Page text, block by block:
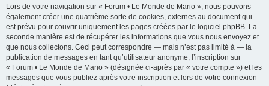
Lors de votre navigation sur « Forum • Le Monde de Mario », nous pouvons
également créer une quatrième sorte de cookies, externes au document qui
est prévu pour couvrir uniquement les pages créées par le logiciel phpBB. La
seconde manière est de récupérer les informations que vous nous envoyez et
que nous collectons. Ceci peut correspondre — mais n’est pas limité à — la
publication de messages en tant qu’utilisateur anonyme, l’inscription sur
« Forum • Le Monde de Mario » (désignée ci-après par « votre compte ») et les
messages que vous publiez après votre inscription et lors de votre connexion